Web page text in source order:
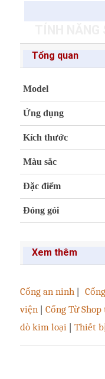
Tổng quan
Model
Ứng dụng
Kích thước
Màu sắc
Đặc điểm
Đóng gói
Xem thêm
Cổng an ninh |
viện | Cổng Từ
dò kim loại | Thiết